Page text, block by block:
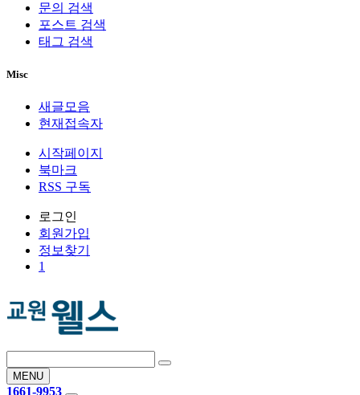
문의 검색
포스트 검색
태그 검색
Misc
새글모음
현재접속자
시작페이지
북마크
RSS 구독
로그인
회원 가입
정보찾기
1
MENU
1661-9953